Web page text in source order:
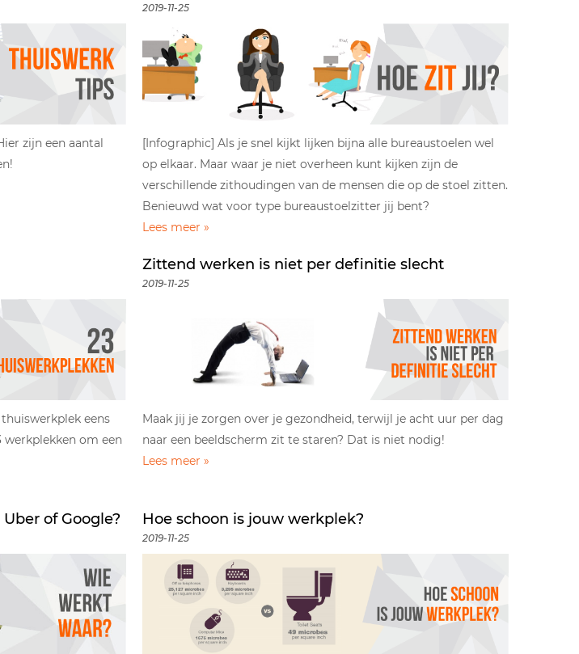
zijn een aantal
2019-11-25
[Infographic] Als je snel kijkt lijken bijna alle bureaustoelen wel
op elkaar. Maar waar je niet overheen kunt kijken zijn de
verschillende zithoudingen van de mensen die op de stoel zitten.
Benieuwd wat voor type bureaustoelzitter jij bent?
Lees meer »
eens
om een
Zittend werken is niet per definitie slecht
2019-11-25
Maak jij je zorgen over je gezondheid, terwijl je acht uur per dag
naar een beeldscherm zit te staren? Dat is niet nodig!
Lees meer »
of Google? Hoe schoon is jouw werkplek?
2019-11-25